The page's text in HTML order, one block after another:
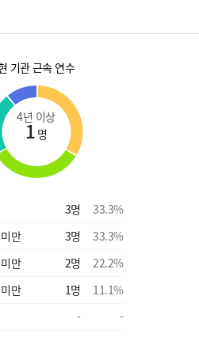
기관 근속 연수
4년 이상
1 명
3명 33.3%
만
3명 33.3%
만
2명 22.2%
만
1명 11.1%
-
-